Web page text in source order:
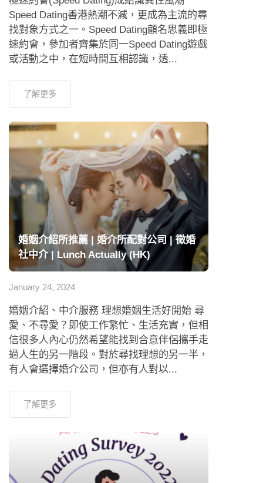
Speed Dating香港熱潮不減，更成為主流的尋
找對象方式之一。Speed Dating顧名思義即極
速約會，參加者齊集於同一Speed Dating遊戲
或活動之中，在短時間互相認識，透...
了解更多
婚姻介紹所推薦 | 婚介所配對公司 | 徵婚
社中介 | Lunch Actually (HK)
January 24, 2024
婚姻介紹、中介服務 理想婚姻生活好開始 尋
愛、不尋愛？即使工作繁忙、生活充實，但相
信很多人內心仍然希望能找到合意伴侶攜手走
過人生的另一階段。對於尋找理想的另一半，
有人會選擇婚介公司，但亦有人對以...
了解更多